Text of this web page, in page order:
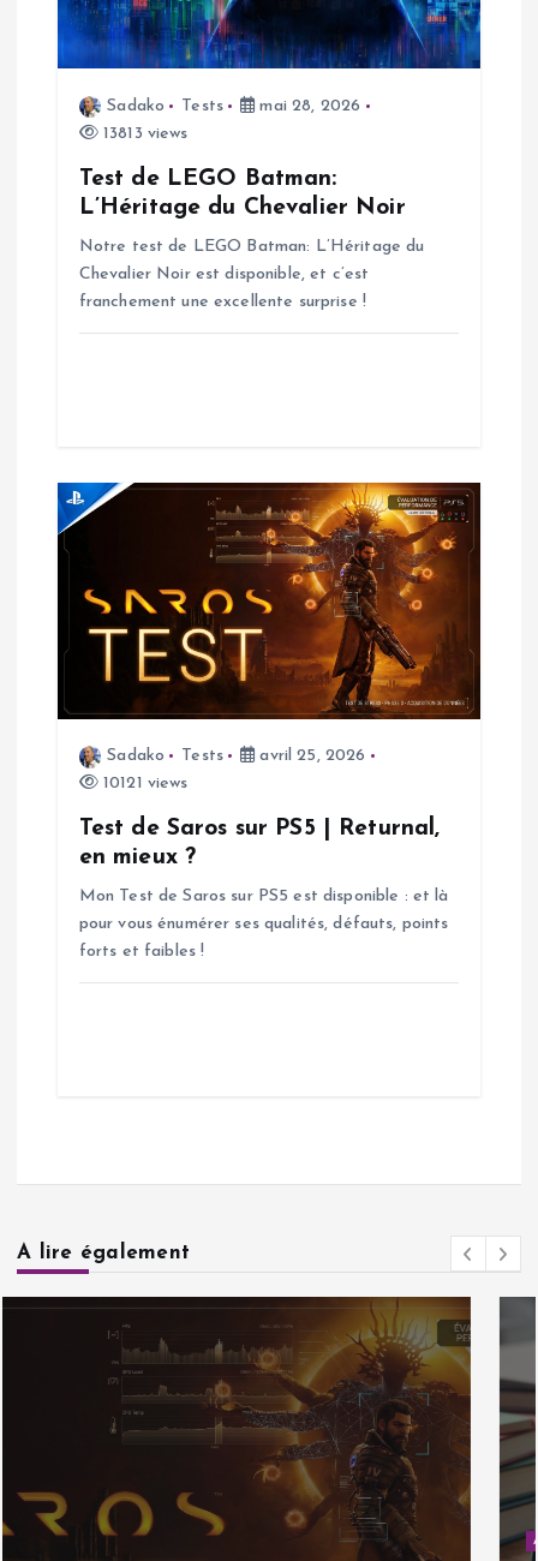
r
Sadako Tests
mai 28, 2026
13813 views
Test de LEGO Batman:
L’Héritage du Chevalier Noir
Notre test de LEGO Batman: L’Héritage du
Chevalier Noir est disponible, et c’est
franchement une excellente surprise !
Sadako Tests
avril 25, 2026
10121 views
Test de Saros sur PS5 | Returnal,
en mieux ?
Mon Test de Saros sur PS5 est disponible : et là
pour vous énumérer ses qualités, défauts, points
forts et faibles !
A lire également